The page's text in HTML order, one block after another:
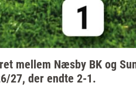
mel­lem Næsby BK og
27, der endte 2-1.